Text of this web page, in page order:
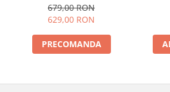
7Inch - AD-BGP1001
679,00 RON
629,00 RON
PRECOMANDA